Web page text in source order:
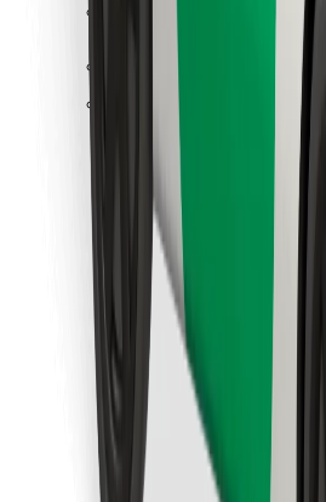
Bolt alkalmazás letöltése
Találd meg kedvenc ételedet!
Bolt Food app letöltése